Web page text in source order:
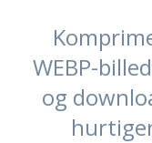
WEBP-
og